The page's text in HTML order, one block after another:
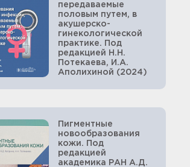
передаваемые
половым путем, в
акушерско-
гинекологической
практике. Под
редакцией Н.Н.
Потекаева, И.А.
Аполихиной (2024)
Пигментные
новообразования
кожи. Под
редакцией
академика РАН А.Д.